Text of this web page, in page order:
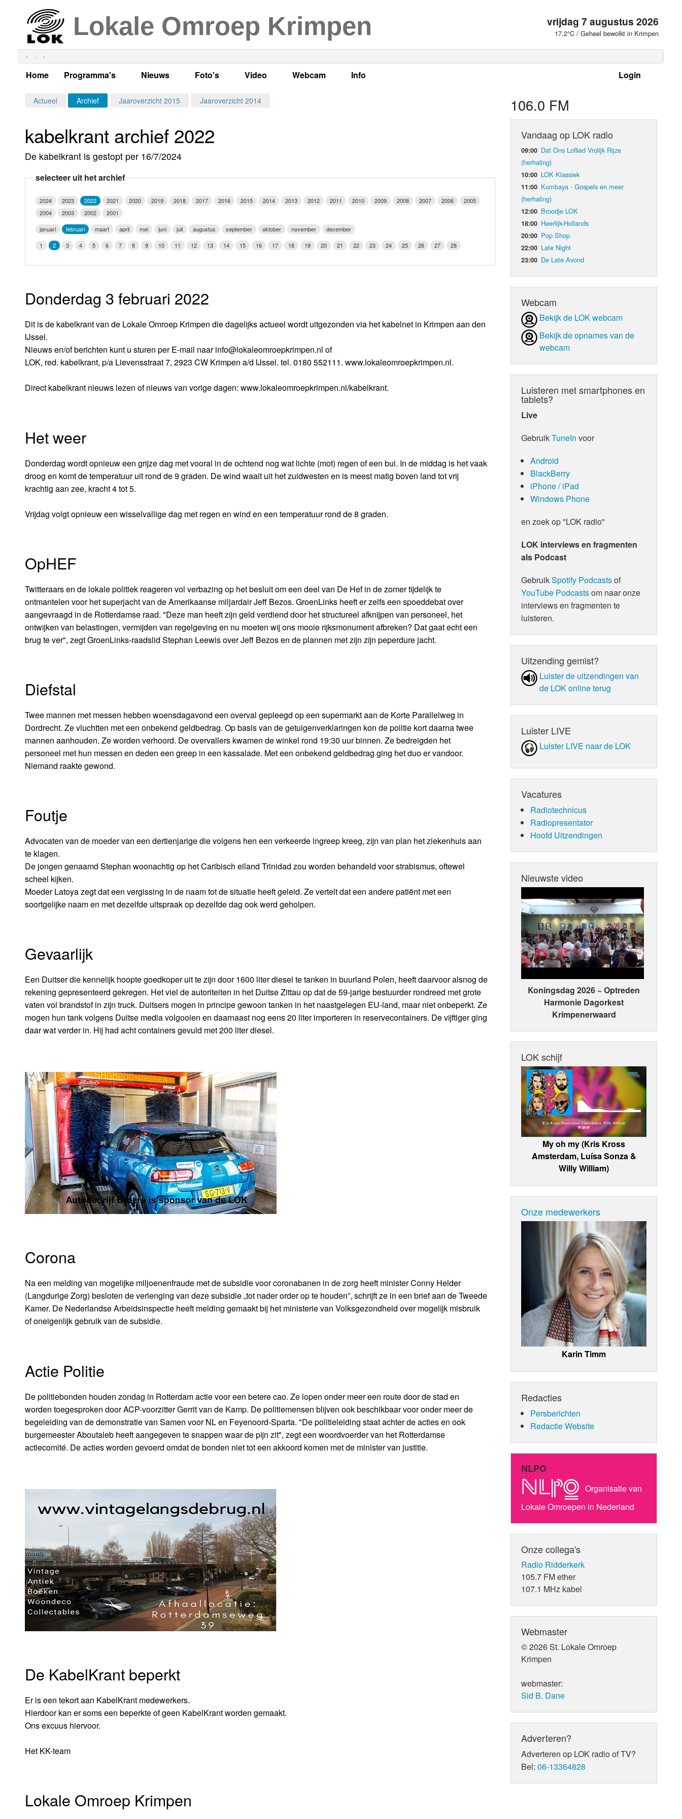
Lokale Omroep Krimpen vrijdag 7 augustus 2026
17.2°C / Geheel bewolkt in Krimpen
- -
Login
Home Programma's
Alle dagen
Per dag
Maandag
Vrijdag
Luister LOK Live
LOK schijf
Nieuws
Actueel Lokaal Nieuws
Kabelkrant
Foto's
Algemeen
Programma's
Video
LOK TV
Webcam Info
Weerman
Actueel Archief Jaaroverzicht 2015 Jaaroverzicht 2014
kabelkrant archief 2022
De kabelkrant is gestopt per 16/7/2024
selecteer uit het archief
2024 2023 2022 2021 2020 2019 2018 2017 2016 2015 2014 2013 2012 2011 2010 2009 2008 2007 2006
2005
2004
2003 2002
2001
januari
februari maart april mei juni juli augustus september oktober november
december
1
2 3 4 5 6 7 8 9 10 11 12 13 14 15 16 17 18 19 20 21 22 23 24 25 26 27 28
Donderdag 3 februari 2022
Dit is de kabelkrant van de Lokale Omroep Krimpen die dagelijks actueel wordt uitgezonden via het kabelnet in Krimpen aan den
IJssel.
Nieuws en/of berichten kunt u sturen per E-mail naar info@lokaleomroepkrimpen.nl of
LOK, red. kabelkrant, p/a Lievensstraat 7, 2923 CW Krimpen a/d IJssel. tel. 0180 552111. www.lokaleomroepkrimpen.nl.
Direct kabelkrant nieuws lezen of nieuws van vorige dagen: www.lokaleomroepkrimpen.nl/kabelkrant.
Het weer
Donderdag wordt opnieuw een grijze dag met vooral in de ochtend nog wat lichte (mot) regen of een bui. In de middag is het vaak
droog en komt de temperatuur uit rond de 9 graden. De wind waait uit het zuidwesten en is meest matig boven land tot vrij
krachtig aan zee, kracht 4 tot 5.
Vrijdag volgt opnieuw een wisselvallige dag met regen en wind en een temperatuur rond de 8 graden.
OpHEF
Twitteraars en de lokale politiek reageren vol verbazing op het besluit om een deel van De Hef in de zomer tijdelijk te
ontmantelen voor het superjacht van de Amerikaanse miljardair Jeff Bezos. GroenLinks heeft er zelfs een spoeddebat over
aangevraagd in de Rotterdamse raad. "Deze man heeft zijn geld verdiend door het structureel afknijpen van personeel, het
ontwijken van belastingen, vermijden van regelgeving en nu moeten wij ons mooie rijksmonument afbreken? Dat gaat echt een
brug te ver", zegt GroenLinks-raadslid Stephan Leewis over Jeff Bezos en de plannen met zijn zijn peperdure jacht.
Diefstal
Twee mannen met messen hebben woensdagavond een overval gepleegd op een supermarkt aan de Korte Parallelweg in
Dordrecht. Ze vluchtten met een onbekend geldbedrag. Op basis van de getuigenverklaringen kon de politie kort daarna twee
mannen aanhouden. Ze worden verhoord. De overvallers kwamen de winkel rond 19:30 uur binnen. Ze bedreigden het
personeel met hun messen en deden een greep in een kassalade. Met een onbekend geldbedrag ging het duo er vandoor.
Niemand raakte gewond.
Foutje
Advocaten van de moeder van een dertienjarige die volgens hen een verkeerde ingreep kreeg, zijn van plan het ziekenhuis aan
te klagen.
De jongen genaamd Stephan woonachtig op het Caribisch eiland Trinidad zou worden behandeld voor strabismus, oftewel
scheel kijken.
Moeder Latoya zegt dat een vergissing in de naam tot de situatie heeft geleid. Ze vertelt dat een andere patiënt met een
soortgelijke naam en met dezelfde uitspraak op dezelfde dag ook werd geholpen.
Gevaarlijk
Een Duitser die kennelijk hoopte goedkoper uit te zijn door 1600 liter diesel te tanken in buurland Polen, heeft daarvoor alsnog de
rekening gepresenteerd gekregen. Het viel de autoriteiten in het Duitse Zittau op dat de 59-jarige bestuurder rondreed met grote
vaten vol brandstof in zijn truck. Duitsers mogen in principe gewoon tanken in het naastgelegen EU-land, maar niet onbeperkt. Ze
mogen hun tank volgens Duitse media volgooien en daarnaast nog eens 20 liter importeren in reservecontainers. De vijftiger ging
daar wat verder in. Hij had acht containers gevuld met 200 liter diesel.
Corona
Na een melding van mogelijke miljoenenfraude met de subsidie voor coronabanen in de zorg heeft minister Conny Helder
(Langdurige Zorg) besloten de verlenging van deze subsidie „tot nader order op te houden”, schrijft ze in een brief aan de Tweede
Kamer. De Nederlandse Arbeidsinspectie heeft melding gemaakt bij het ministerie van Volksgezondheid over mogelijk misbruik
of oneigenlijk gebruik van de subsidie.
Actie Politie
De politiebonden houden zondag in Rotterdam actie voor een betere cao. Ze lopen onder meer een route door de stad en
worden toegesproken door ACP-voorzitter Gerrit van de Kamp. De politiemensen blijven ook beschikbaar voor onder meer de
begeleiding van de demonstratie van Samen voor NL en Feyenoord-Sparta. "De politieleiding staat achter de acties en ook
burgemeester Aboutaleb heeft aangegeven te snappen waar de pijn zit", zegt een woordvoerder van het Rotterdamse
actiecomité. De acties worden gevoerd omdat de bonden niet tot een akkoord komen met de minister van justitie.
De KabelKrant beperkt
Er is een tekort aan KabelKrant medewerkers.
Hierdoor kan er soms een beperkte of geen KabelKrant worden gemaakt.
Ons excuus hiervoor.
Het KK-team
Lokale Omroep Krimpen
106.0 FM
Vandaag op LOK radio
09:00 Dat Ons Loflied Vrolijk Rijze
(herhaling)
10:00 LOK Klassiek
11:00 Kumbaya - Gospels en meer
(herhaling)
12:00 Broodje LOK
18:00 Heerlijk-Hollands
20:00 Pop Shop
22:00 Late Night
23:00 De Late Avond
Webcam
Bekijk de LOK webcam
Bekijk de opnames van de
webcam
Luisteren met smartphones en
tablets?
Live
GebruikTuneIn voor
Android
BlackBerry
iPhone / iPad
Windows Phone
en zoek op "LOK radio"
LOK interviews en fragmenten
als Podcast
GebruikSpotify Podcastsof
YouTube Podcastsom naar onze
interviews en fragmenten te
luisteren.
Uitzending gemist?
Luister de uit­zen­din­gen van
de LOK online terug
Luister LIVE
Luister LIVE naar de LOK
Vacatures
Radiotechnicus
Radiopresentator
Hoofd Uitzendingen
Nieuwste video
Koningsdag 2026 ~ Optreden
Harmonie Dagorkest
Krimpenerwaard
LOK schijf
My oh my (Kris Kross
Amsterdam, Luísa Sonza &
Willy William)
Onze medewerkers
Karin Timm
Redacties
Persberichten
Redactie Website
NLPO
Organisatie van
Lokale Omroepen in Nederland
Onze collega's
Radio Ridderkerk
105.7 FM ether
107.1 MHz kabel
Webmaster
© 2026 St. Lokale Omroep
Krimpen
webmaster:
Sid B. Dane
Adverteren?
Adverteren op LOK radio of TV?
Bel:06-13364828